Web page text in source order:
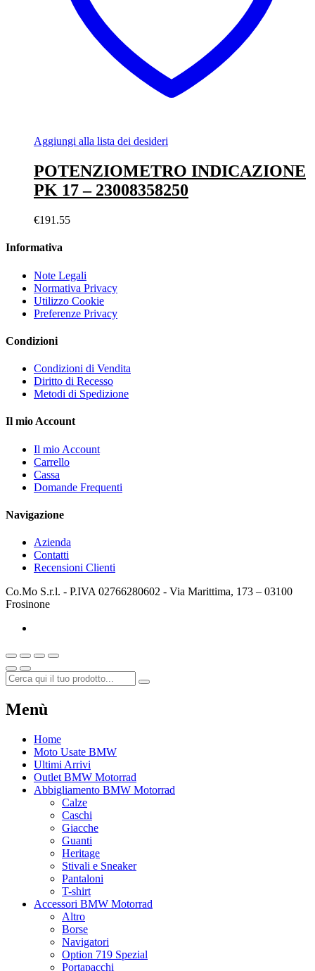
Aggiungi alla lista dei desideri
POTENZIOMETRO INDICAZIONE
PK 17 – 23008358250
€191.55
Informativa
Note Legali
Normativa Privacy
Utilizzo Cookie
Preferenze Privacy
Condizioni
Condizioni di Vendita
Diritto di Recesso
Metodi di Spedizione
Il mio Account
Il mio Account
Carrello
Cassa
Domande Frequenti
Navigazione
Azienda
Contatti
Recensioni Clienti
Co.Mo S.r.l. - P.IVA 02766280602 - Via Marittima, 173 – 03100
Frosinone
Menù
Home
Moto Usate BMW
Ultimi Arrivi
Outlet BMW Motorrad
Abbigliamento BMW Motorrad
Calze
Caschi
Giacche
Guanti
Heritage
Stivali e Sneaker
Pantaloni
T-shirt
Accessori BMW Motorrad
Altro
Borse
Navigatori
Option 719 Spezial
Portapacchi